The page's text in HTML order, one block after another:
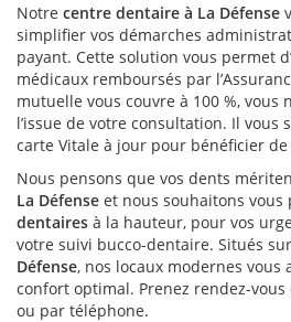
Notre centre dentaire à La Défense
simplifier vos démarches
payant. Cette solution vous permet
médicaux remboursés par
mutuelle vous couvre à 100 %, vous
l’issue de votre consultation. Il vous
carte Vitale à jour pour bénéficier de
Nous pensons que vos dents
La Défense et nous souhaitons vous
dentaires à la hauteur, pour vos
votre suivi bucco-dentaire. Situés sur
Défense, nos locaux modernes vous
confort optimal. Prenez rendez-
ou par téléphone.